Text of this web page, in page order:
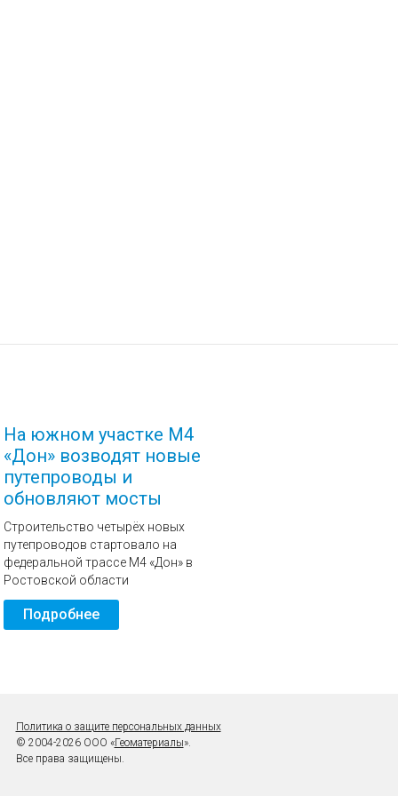
На южном участке М4
«Дон» возводят новые
путепроводы и
обновляют мосты
Строительство четырёх новых
путепроводов стартовало на
федеральной трассе М4 «Дон» в
Ростовской области
Подробнее
Политика о защите персональных данных
© 2004-2026 ООО «Геоматериалы».
Все права защищены.